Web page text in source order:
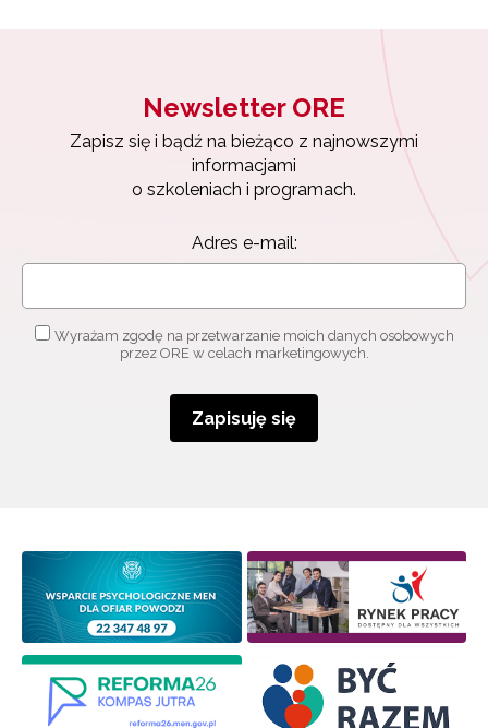
Newsletter ORE
Zapisz się i bądź na bieżąco z najnowszymi
informacjami
o szkoleniach i programach.
Adres e-mail:
Wyrażam zgodę na przetwarzanie moich danych osobowych
przez ORE w celach marketingowych.
Zapisuję się
Zapisz się i bądź na bieżąco z najnowszymi
informacjami
o szkoleniach i programach.
Adres e-mail: